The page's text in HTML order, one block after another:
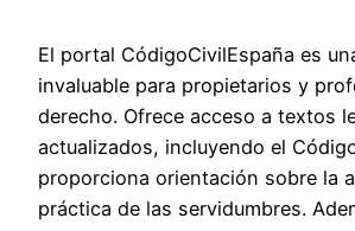
El portal CódigoCivilEspaña es
invaluable para propietarios y
derecho. Ofrece acceso a textos
actualizados, incluyendo el
proporciona orientación sobre la
práctica de las servidumbres.